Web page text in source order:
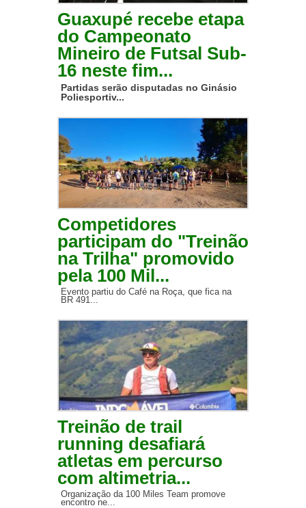
Guaxupé recebe etapa
do Campeonato
Mineiro de Futsal Sub-
16 neste fim...
Partidas serão disputadas no Ginásio
Poliesportiv...
Competidores
participam do "Treinão
na Trilha" promovido
pela 100 Mil...
Evento partiu do Café na Roça, que fica na
BR 491...
Treinão de trail
running desafiará
atletas em percurso
com altimetria...
Organização da 100 Miles Team promove
encontro ne...